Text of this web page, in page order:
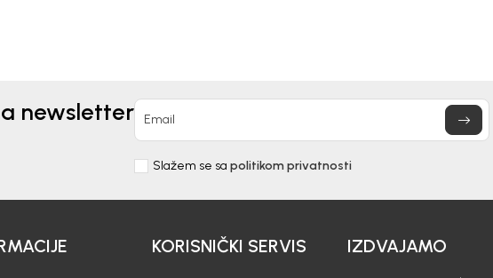
newsletter Email
Slažem se sa politikom privatnosti
KORISNIČKI SERVIS IZDVAJAMO